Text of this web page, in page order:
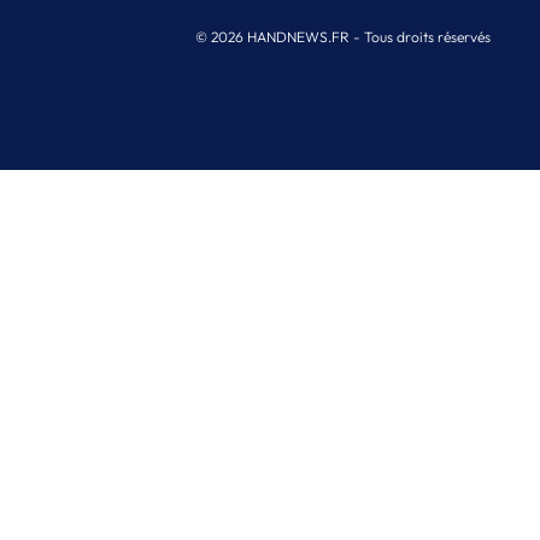
© 2026 HANDNEWS.FR - Tous droits réservés